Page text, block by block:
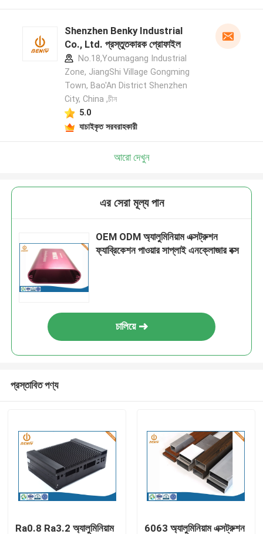
Shenzhen Benky Industrial
Co., Ltd. প্রস্তুতকারক প্রোফাইল
No.18,Youmagang Industrial
Zone, JiangShi Village Gongming
Town, Bao'An District Shenzhen
City, China ,চীন
5.0
যাচাইকৃত সরবরাহকারী
আরো দেখুন
এর সেরা মূল্য পান
OEM ODM অ্যালুমিনিয়াম এক্সট্রুশন
ফ্যাব্রিকেশন পাওয়ার সাপ্লাই এনক্লোজার বক্স
চালিয়ে
প্রস্তাবিত পণ্য
Ra0.8 Ra3.2 অ্যালুমিনিয়াম
6063 অ্যালুমিনিয়াম এক্সট্রুশন